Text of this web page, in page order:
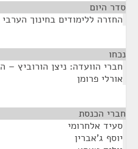
סדר היום
החזרה ללימודים בחינוך הערבי
נכחו
חברי הוועדה: ניצן הורוביץ –
אורלי פרומן
חברי הכנסת
סעיד אלחרומי
יוסף ג'אברין